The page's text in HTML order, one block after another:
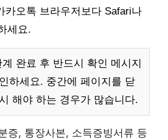
카오톡 브라우저보다 Safari나
세요.
계 완료 후 반드시 확인 메시지
하세요. 중간에 페이지를 닫
해야 하는 경우가 많습니다.
증, 통장사본, 소득증빙서류 등